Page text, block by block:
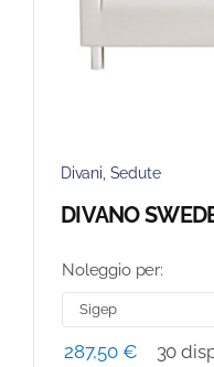
Divani, Sedute
DIVANO
Noleggio per:
287,50 € 30